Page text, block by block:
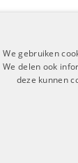
Algemene
We gebruiken
We delen ook
deze kunnen